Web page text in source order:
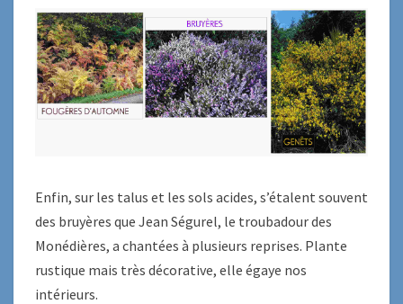
Enfin, sur les talus et les sols acides, s’étalent souvent
des bruyères que Jean Ségurel, le troubadour des
Monédières, a chantées à plusieurs reprises. Plante
rustique mais très décorative, elle égaye nos
intérieurs.